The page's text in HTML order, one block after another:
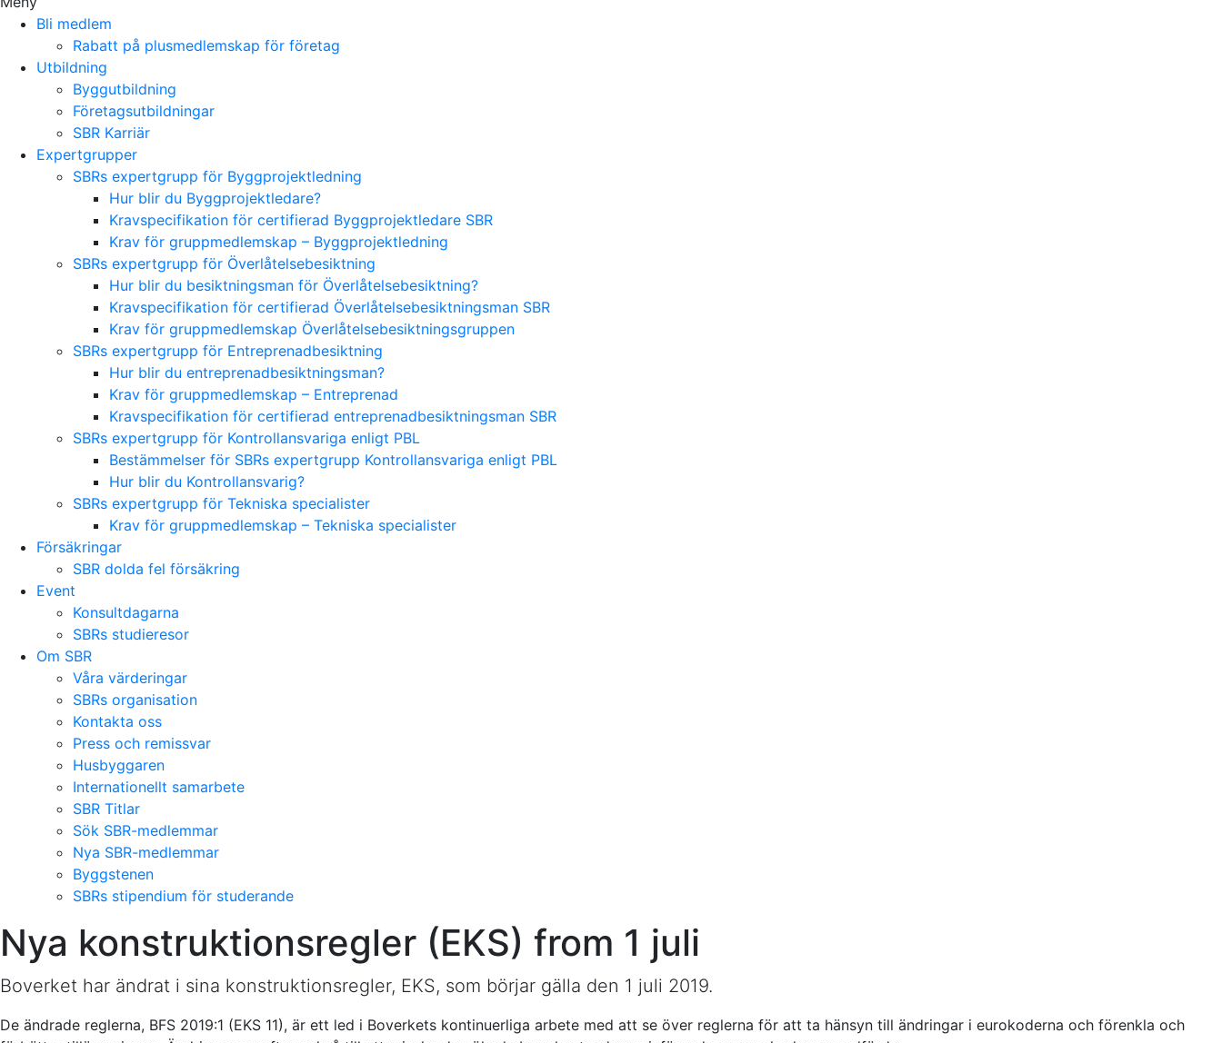
Bli medlem
Rabatt på plusmedlemskap för företag
Utbildning
Byggutbildning
Företagsutbildningar
SBR Karriär
Expertgrupper
SBRs expertgrupp för Byggprojektledning
Hur blir du Byggprojektledare?
Kravspecifikation för certifierad Byggprojektledare SBR
Krav för gruppmedlemskap – Byggprojektledning
SBRs expertgrupp för Överlåtelsebesiktning
Hur blir du besiktningsman för Överlåtelsebesiktning?
Kravspecifikation för certifierad Överlåtelsebesiktningsman SBR
Krav för gruppmedlemskap Överlåtelsebesiktningsgruppen
SBRs expertgrupp för Entreprenadbesiktning
Hur blir du entreprenadbesiktningsman?
Krav för gruppmedlemskap – Entreprenad
Kravspecifikation för certifierad entreprenadbesiktningsman SBR
SBRs expertgrupp för Kontrollansvariga enligt PBL
Bestämmelser för SBRs expertgrupp Kontrollansvariga enligt PBL
Hur blir du Kontrollansvarig?
SBRs expertgrupp för Tekniska specialister
Krav för gruppmedlemskap – Tekniska specialister
Försäkringar
SBR dolda fel försäkring
Event
Konsultdagarna
SBRs studieresor
Om SBR
Våra värderingar
SBRs organisation
Kontakta oss
Press och remissvar
Husbyggaren
Internationellt samarbete
SBR Titlar
Sök SBR-medlemmar
Nya SBR-medlemmar
Byggstenen
SBRs stipendium för studerande
Nya konstruktionsregler (EKS) from 1 juli
Boverket har ändrat i sina konstruktionsregler, EKS, som börjar gälla den 1 juli 2019.
De ändrade reglerna, BFS 2019:1 (EKS 11), är ett led i Boverkets kontinuerliga arbete med att se över reglerna för att ta hänsyn till ändringar i eurokoderna och förenkla och